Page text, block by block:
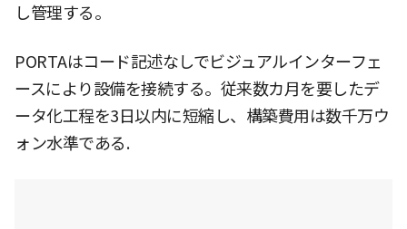
し管理する。
PORTAはコード記述なしでビジュアルインターフェ
ースにより設備を接続する。従来数カ月を要したデ
ータ化工程を3日以内に短縮し、構築費用は数千万ウ
ォン水準である.